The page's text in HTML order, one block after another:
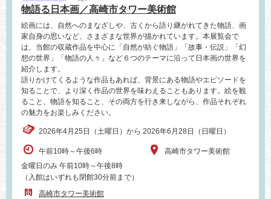
物語る日本画／高崎市タワー美術館
絵画には、自然へのまなざしや、古くから語り継がれてきた物語、画
家自身の思いなど、さまざまな世界が描かれています。本展覧会で
は、当館の収蔵作品を中心に「自然が紡ぐ物語」「故事・伝説」「幻
想の世界」「物語の人々」など６つのテーマに沿って日本画の世界を
紹介します。
語りかけてくるような作品もあれば、背景にある物語やエピソードを
知ることで、より深く作品の世界を味わえることもあります。絵を観
ること、物語を知ること、その両方を行き来しながら、作品それぞれ
の魅力をお楽しみください。
2026年4月25日（土曜日）から 2026年6月28日（日曜日）
午前10時～午後6時
金曜日のみ 午前10時～午後8時
（入館はいずれも閉館30分前まで）
高崎市タワー美術館
高崎市タワー美術館